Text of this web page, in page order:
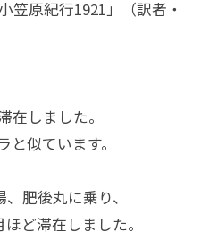
笠原紀行1921」（訳者・
在しました。
と似ています。
肥後丸に乗り、
ど滞在しました。